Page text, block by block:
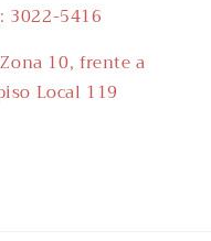
3022-5416
10, frente a
Local 119